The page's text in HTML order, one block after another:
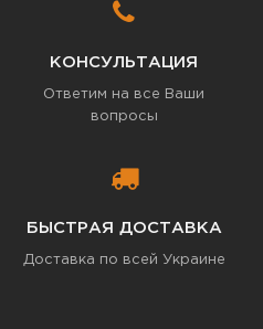
КОНСУЛЬТАЦИЯ
Ответим на все Ваши
вопросы
БЫСТРАЯ ДОСТАВКА
Доставка по всей Украине